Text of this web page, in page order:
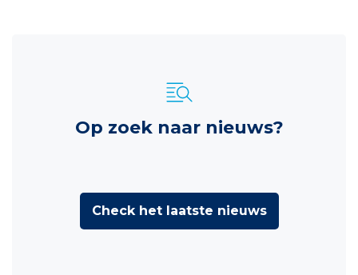
Op zoek naar nieuws?
Check het laatste nieuws